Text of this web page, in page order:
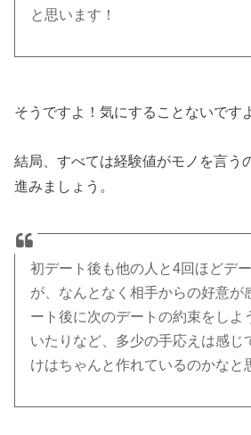
と思います！
そうですよ！気にすることないです
結局、すべては経験値がモノを言う
進みましょう。
初デート後も他の人と4回ほどデ
が、なんとなく相手からの好意が
ート後に次のデートの約束をしよ
いたりなど、多少の手応えは感じ
けはちゃんと作れているのかなと